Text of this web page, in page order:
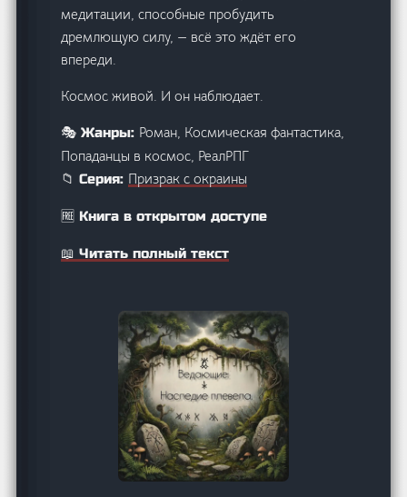
медитации, способные пробудить
дремлющую силу, — всё это ждёт его
впереди.
Космос живой. И он наблюдает.
🎭 Жанры: Роман, Космическая фантастика,
Попаданцы в космос, РеалРПГ
📁 Серия: Призрак с окраины
🆓 Книга в открытом доступе
📖 Читать полный текст